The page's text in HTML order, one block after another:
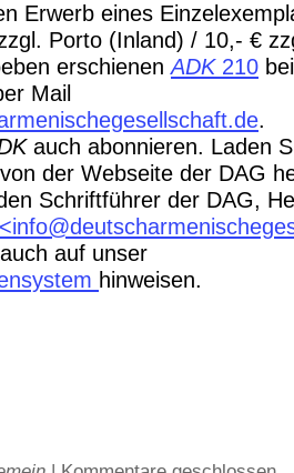
Erwerb eines
Porto (Inland) / 10,- €
erschienenADK 210
Mail
.
auch abonnieren. Laden
von der Webseite der DAG
Schriftführer der DAG,
<
auf unser
hinweisen.